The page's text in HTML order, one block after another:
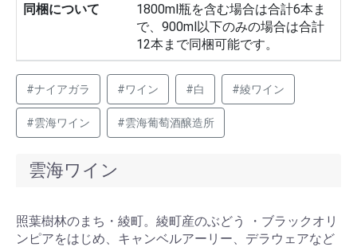
同梱について
1800ml瓶を含む場合は合計6本ま
で、900ml以下のみの場合は合計
12本まで同梱可能です。
#ナイアガラ #ワイン #白 #綾ワイン
#雲海ワイン #雲海葡萄酒醸造所
雲海ワイン
照葉樹林のまち・綾町。綾町産のぶどう ・ブラックオリ
ンピアをはじめ、キャンベルアーリー、デラウェアなど